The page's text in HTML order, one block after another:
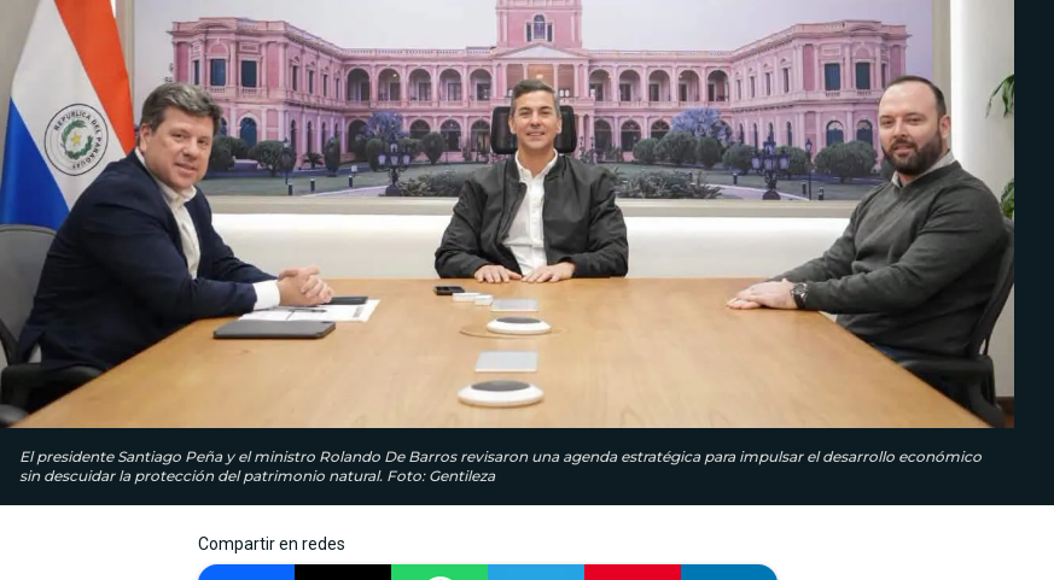
El presidente Santiago Peña y el ministro Rolando De Barros revisaron una agenda estratégica para impulsar el desarrollo económico
sin descuidar la protección del patrimonio natural. Foto: Gentileza
Compartir en redes